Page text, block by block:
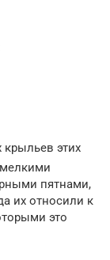
крыльев этих
пятнами,
их относили к
это